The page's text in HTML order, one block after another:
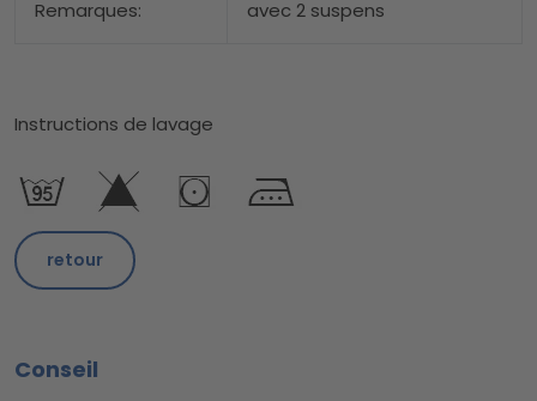
Remarques: avec 2 suspens
Instructions de lavage
retour
Conseil